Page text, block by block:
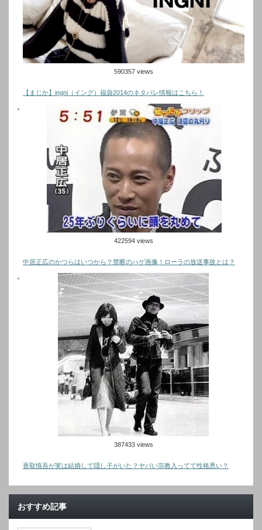
590357 views
【まじか】ingni（イング）福袋2014のネタバレ情報はこちら！
422594 views
中居正広のかつらはいつから？禁断のハゲ画像！ローラの放送事故とは？
387433 views
香取慎吾が実は結婚して隠し子がいた？ヤバい宗教入ってて性格悪い？
おすすめ記事